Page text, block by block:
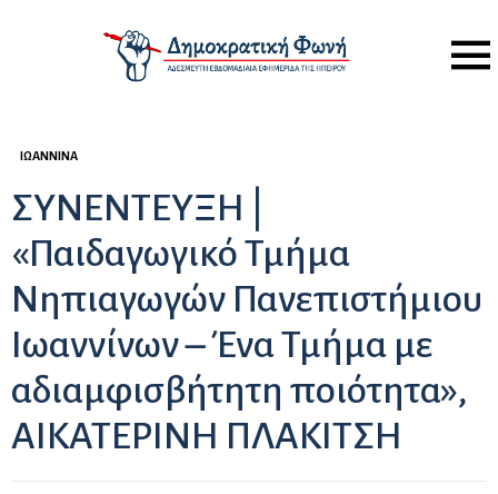
Menu
ΙΩΆΝΝΙΝΑ
ΣΥΝΕΝΤΕΥΞΗ |
«Παιδαγωγικό Τμήμα
Νηπιαγωγών Πανεπιστήμιου
Ιωαννίνων – Ένα Τμήμα με
αδιαμφισβήτητη ποιότητα»,
ΑΙΚΑΤΕΡΙΝΗ ΠΛΑΚΙΤΣΗ